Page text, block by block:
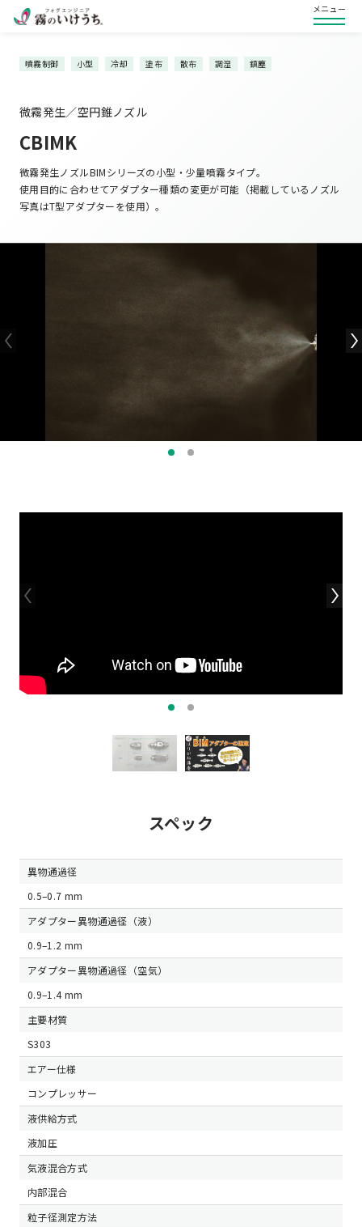
メニュー
噴霧制御 小型 冷却 塗布 散布 調湿 鎮塵
微霧発生／空円錐ノズル
CBIMK
微霧発生ノズルBIMシリーズの小型・少量噴霧タイプ。
使用目的に合わせてアダプター種類の変更が可能（掲載しているノズル
写真はT型アダプターを使用）。
スペック
異物通過径
0.5–0.7 mm
アダプター異物通過径（液）
0.9–1.2 mm
アダプター異物通過径（空気）
0.9–1.4 mm
主要材質
S303
エアー仕様
コンプレッサー
液供給方式
液加圧
気液混合方式
内部混合
粒子径測定方法